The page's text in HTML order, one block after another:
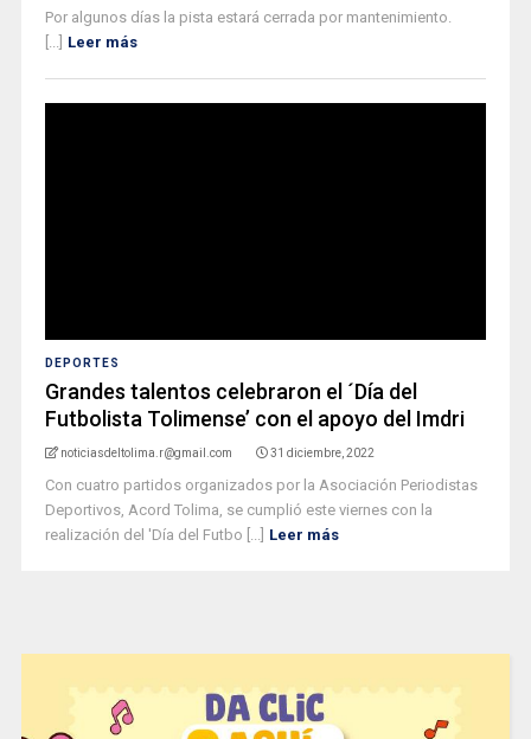
Por algunos días la pista estará cerrada por mantenimiento.
[...] Leer más
DEPORTES
Grandes talentos celebraron el ´Día del
Futbolista Tolimense’ con el apoyo del Imdri
noticiasdeltolima.r@gmail.com 31 diciembre, 2022
Con cuatro partidos organizados por la Asociación Periodistas
Deportivos, Acord Tolima, se cumplió este viernes con la
realización del 'Día del Futbo [...] Leer más